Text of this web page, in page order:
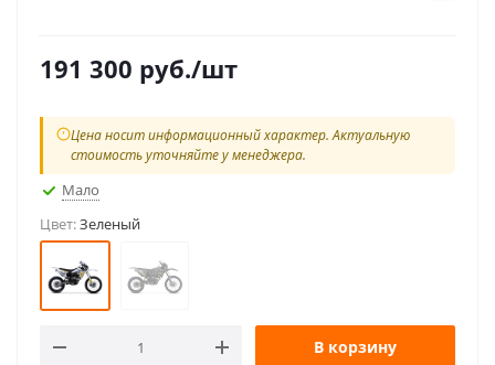
191 300 руб./шт
Цена носит информационный характер. Актуальную
стоимость уточняйте у менеджера.
Мало
Цвет:Зеленый
В корзину